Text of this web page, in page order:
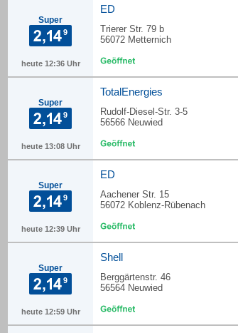
Super
heute 12:36 Uhr
ED
Trierer Str. 79 b
56072 Metternich
Super
heute 13:08 Uhr
TotalEnergies
Rudolf-Diesel-Str. 3-5
56566 Neuwied
Super
heute 12:39 Uhr
ED
Aachener Str. 15
56072 Koblenz-Rübenach
Super
heute 12:59 Uhr
Shell
Berggärtenstr. 46
56564 Neuwied